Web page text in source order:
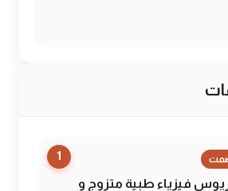
1
فيزياء طبية متزوج و